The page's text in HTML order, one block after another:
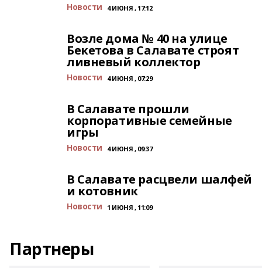
Новости 4 ИЮНЯ , 17:12
Возле дома № 40 на улице
Бекетова в Салавате строят
ливневый коллектор
Новости 4 ИЮНЯ , 07:29
В Салавате прошли
корпоративные семейные
игры
Новости 4 ИЮНЯ , 09:37
В Салавате расцвели шалфей
и котовник
Новости 1 ИЮНЯ , 11:09
Партнеры